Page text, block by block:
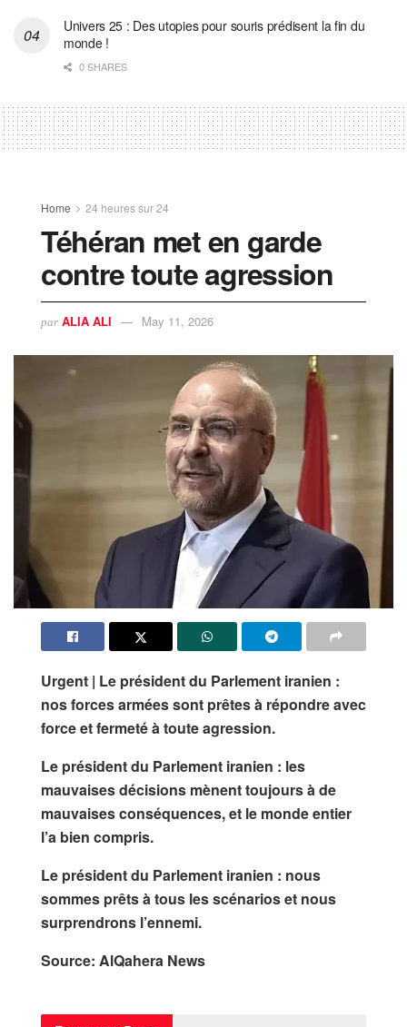
Univers 25 : Des utopies pour souris prédisent la fin du
monde !
0 SHARES
Home 24 heures sur 24
Téhéran met en garde
contre toute agression
par ALIA ALI May 11, 2026
Urgent | Le président du Parlement iranien :
nos forces armées sont prêtes à répondre avec
force et fermeté à toute agression.
Le président du Parlement iranien : les
mauvaises décisions mènent toujours à de
mauvaises conséquences, et le monde entier
l’a bien compris.
Le président du Parlement iranien : nous
sommes prêts à tous les scénarios et nous
surprendrons l’ennemi.
Source: AlQahera News